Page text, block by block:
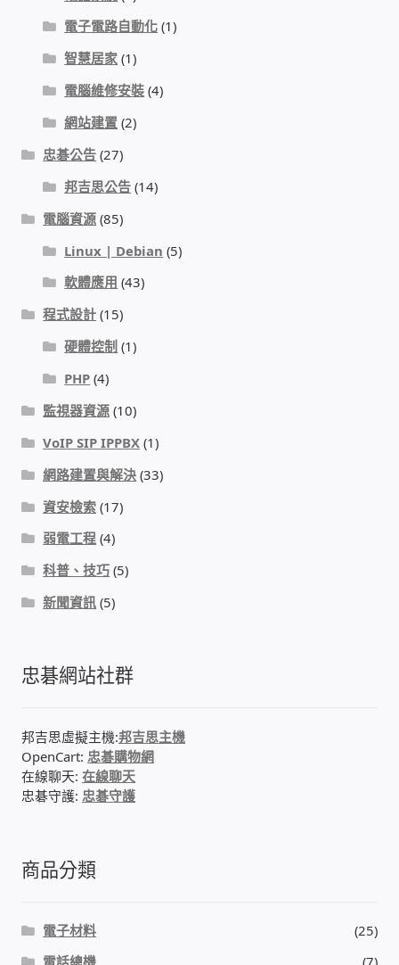
電子電路自動化 (1)
智慧居家 (1)
電腦維修安裝 (4)
網站建置 (2)
忠碁公告 (27)
邦吉思公告 (14)
電腦資源 (85)
Linux | Debian (5)
軟體應用 (43)
程式設計 (15)
硬體控制 (1)
PHP (4)
監視器資源 (10)
VoIP SIP IPPBX (1)
網路建置與解決 (33)
資安檢索 (17)
弱電工程 (4)
科普、技巧 (5)
新聞資訊 (5)
忠碁網站社群
邦吉思虛擬主機:邦吉思主機
OpenCart:忠碁購物網
在線聊天:在線聊天
忠碁守護:忠碁守護
商品分類
電子材料
(25)